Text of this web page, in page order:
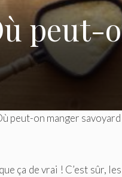
peut-
peut-on manger savoyard
ça de vrai ! C’est sûr, les